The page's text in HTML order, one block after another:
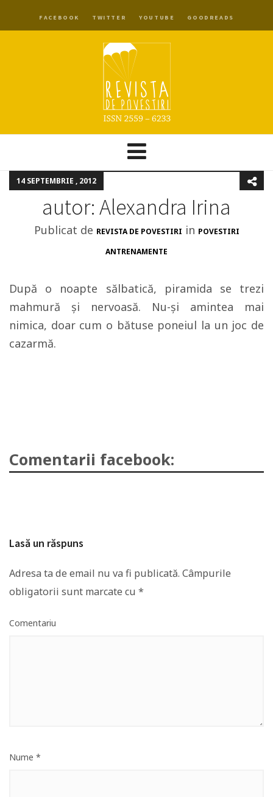
FACEBOOK TWITTER YOUTUBE GOODREADS
14 SEPTEMBRIE , 2012
autor: Alexandra Irina
Publicat de REVISTA DE POVESTIRI in POVESTIRI
ANTRENAMENTE
După o noapte sălbatică, piramida se trezi
mahmură şi nervoasă. Nu-şi amintea mai
nimica, doar cum o bătuse poneiul la un joc de
cazarmă.
Comentarii facebook:
Lasă un răspuns
Adresa ta de email nu va fi publicată. Câmpurile
obligatorii sunt marcate cu *
Comentariu
Nume *